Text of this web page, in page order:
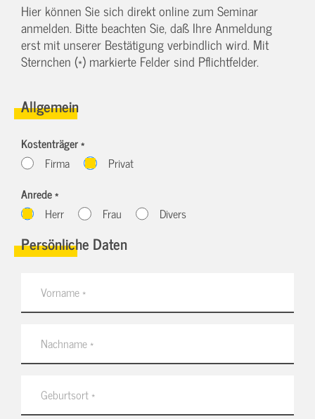
Hier können Sie sich direkt online zum Seminar
anmelden. Bitte beachten Sie, daß Ihre Anmeldung
erst mit unserer Bestätigung verbindlich wird. Mit
Sternchen (*) markierte Felder sind Pflichtfelder.
Allgemein
Kostenträger *
Firma
Privat
Anrede *
Herr
Frau Divers
Persönliche Daten